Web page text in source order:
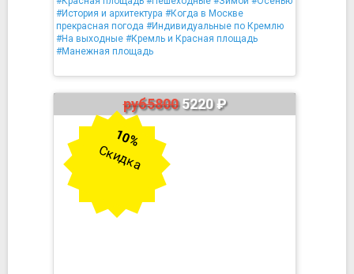
#История и архитектура #Когда в Москве
прекрасная погода #Индивидуальные по Кремлю
#На выходные #Кремль и Красная площадь
#Манежная площадь
руб58005220 ₽
10%
Скидка